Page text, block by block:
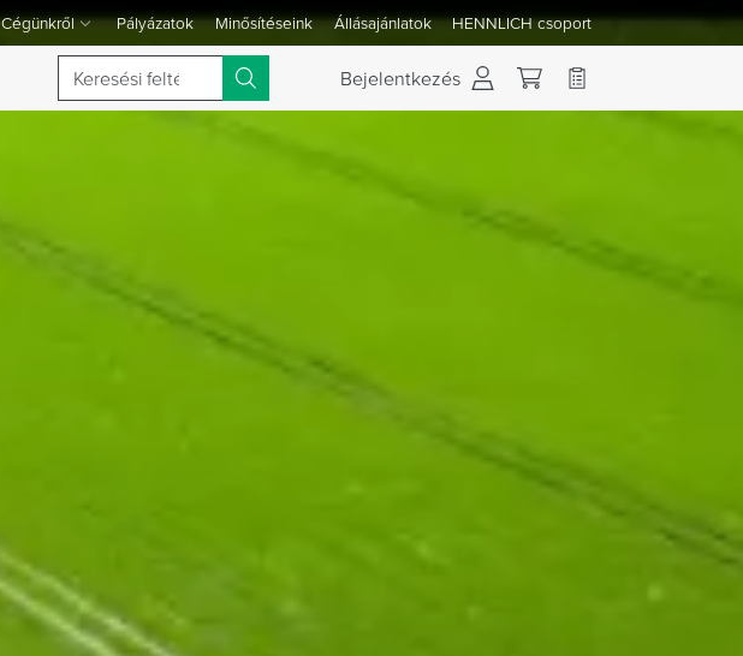
Cégünkről
A Cégünkről legördülő menü váltása
Pályázatok Minősítéseink Állásajánlatok HENNLICH csoport
Keresés Bejelentkezés